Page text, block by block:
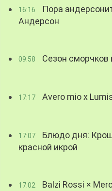
16:16
Пора
Андерсон
09:58 Сезон сморчков
17:17 Avero mio x
17:07
Блюдо дня:
красной икрой
17:02
Balzi Rossi ×